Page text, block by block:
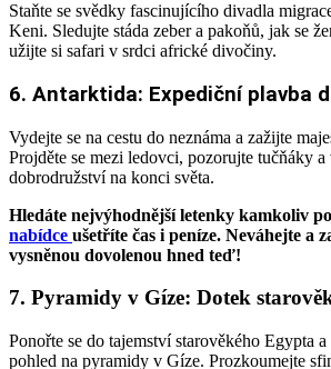
Staňte se svědky fascinujícího divadla
Keni. Sledujte stáda zeber a pakoňů, jak se
užijte si safari v srdci africké divočiny.
6. Antarktida: Expediční plavba
Vydejte se na cestu do neznáma a zažijte
Projděte se mezi ledovci, pozorujte tučňáky
dobrodružství na konci světa.
Hledáte nejvýhodnější letenky kamkoliv
nabídce ušetříte čas i peníze. Neváhejte a
vysněnou dovolenou hned teď!
7. Pyramidy v Gíze: Dotek
Ponořte se do tajemství starověkého Egypta
pohled na pyramidy v Gíze. Prozkoumejte